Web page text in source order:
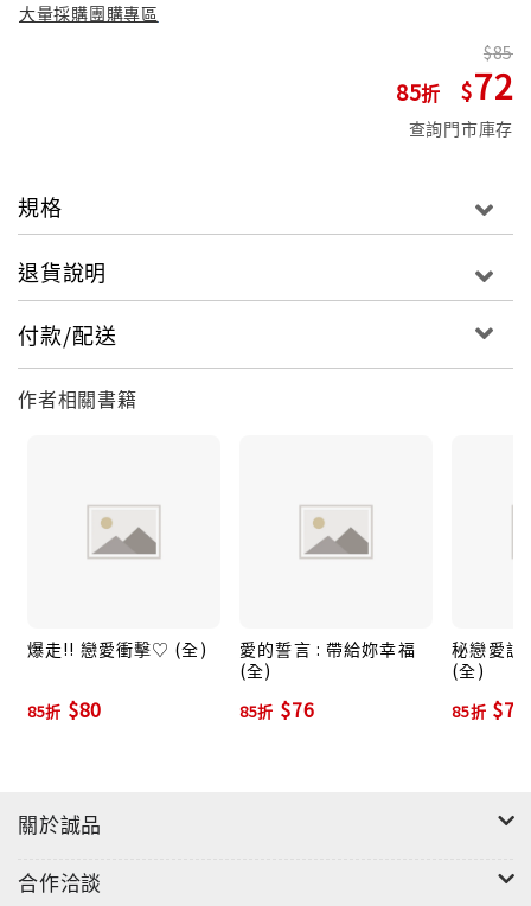
大量採購團購專區
85
85
72
查詢門市庫存
規格
退貨說明
付款/配送
作者相關書籍
爆走!! 戀愛衝擊♡ (全)
85折 $80
愛的誓言 : 帶給妳幸福
(全)
85折 $76
秘戀愛調
(全)
85折 $76
關於誠品
合作洽談